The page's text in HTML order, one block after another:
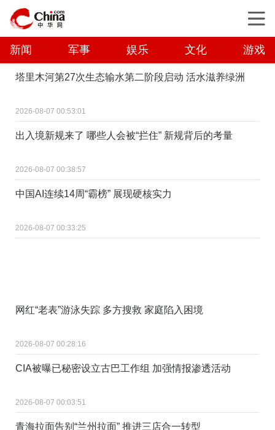
新闻 军事 娱乐 文化 游戏
塔里木河第27次生态输水第二阶段启动 活水滋养绿洲
2026-08-07 00:53:01
出入境新规来了 哪些人会被“拦住” 新规背后的考量
2026-08-07 00:38:57
中国AI连续14周“霸榜” 展现硬核实力
2026-08-07 00:33:25
网红“老表”游泳失踪 多方搜救 家庭陷入困境
2026-08-07 00:28:16
CIA被曝已秘密设立古巴工作组 加强情报渗透活动
2026-08-07 00:03:51
青海拉面告别“兰州拉面” 推进三店合一转型